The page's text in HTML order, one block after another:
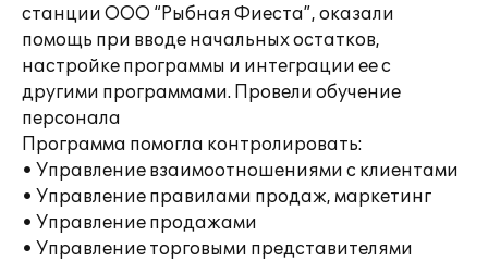
станции ООО “Рыбная Фиеста”, оказали
помощь при вводе начальных остатков,
настройке программы и интеграции ее с
другими программами. Провели обучение
персонала
Программа помогла контролировать:
• Управление взаимоотношениями с клиентами
• Управление правилами продаж, маркетинг
• Управление продажами
• Управление торговыми представителями